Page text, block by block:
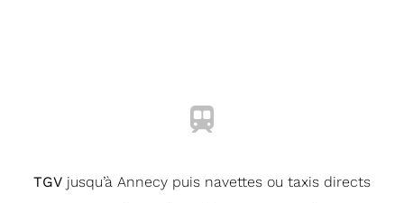
TGV jusqu’à Annecy puis navettes ou taxis directs